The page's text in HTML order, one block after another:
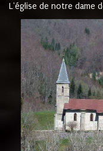
L'église de notre dame